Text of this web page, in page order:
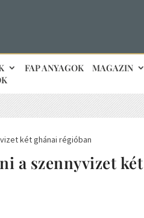
FAP ANYAGOK
MAGAZIN
két ghánai régióban
a szennyvizet két